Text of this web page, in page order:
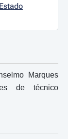
Marques
de técnico